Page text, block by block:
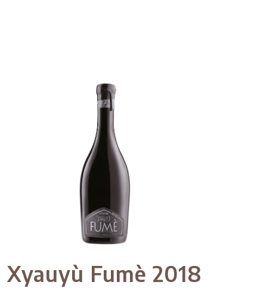
Xyauyù Fumè 2018